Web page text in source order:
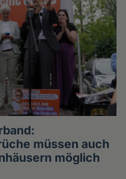
müssen auch
möglich